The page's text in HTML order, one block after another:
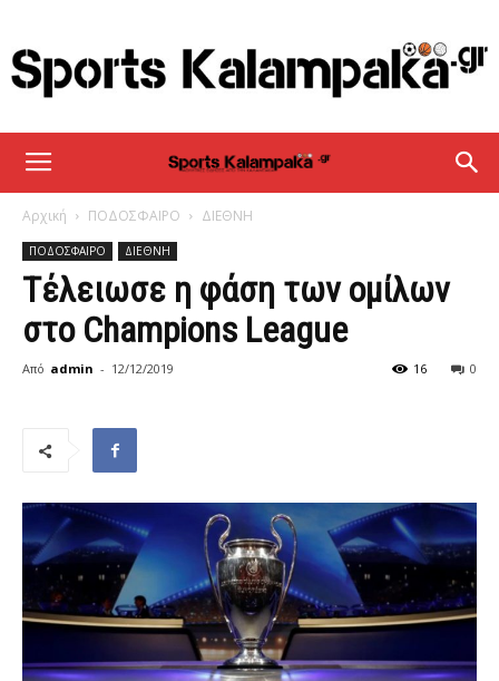
sportskalampaka
Αρχική ΠΟΔΟΣΦΑΙΡΟ ΔΙΕΘΝΗ
ΠΟΔΟΣΦΑΙΡΟ ΔΙΕΘΝΗ
Τέλειωσε η φάση των ομίλων
στο Champions League
Από admin - 12/12/2019 0
16